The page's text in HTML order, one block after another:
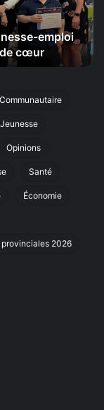
emploi
de cœur
le
20
Communautaire
Jeunesse
Opinions
Santé
Économie
provinciales 2026